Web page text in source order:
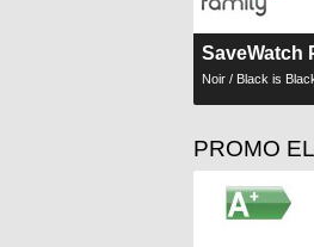
SaveWatch
Noir / Black is
PROMO